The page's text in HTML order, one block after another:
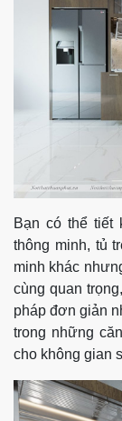
Bạn có thể tiết
thông minh, tủ
minh khác
cùng quan
pháp đơn giản
trong những
cho không gian